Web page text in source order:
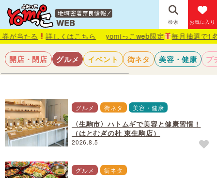
検索 お気に入り
詳しくはこちら yomiっこweb限定 毎月抽選で1名様に
開店・閉店 グルメ イベント 街ネタ 美容・健康 プ
グルメ 街ネタ 美容・健康
〈生駒市〉ハトムギで美容と健康習慣！
（はとむぎの杜 東生駒店）
2026.8.5
グルメ 街ネタ